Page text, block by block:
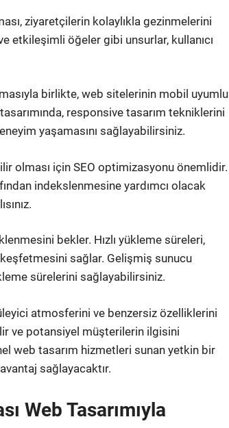
ziyaretçilerin kolaylıkla gezinmelerini
etkileşimli öğeler gibi unsurlar, kullanıcı
birlikte, web sitelerinin mobil uyumlu
responsive tasarım tekniklerini
yaşamasını sağlayabilirsiniz.
olması için SEO optimizasyonu önemlidir.
indekslenmesine yardımcı olacak
bekler. Hızlı yükleme süreleri,
sağlar. Gelişmiş sunucu
sürelerini sağlayabilirsiniz.
atmosferini ve benzersiz özelliklerini
ve potansiyel müşterilerin ilgisini
web tasarım hizmetleri sunan yetkin bir
sağlayacaktır.
Web Tasarımıyla